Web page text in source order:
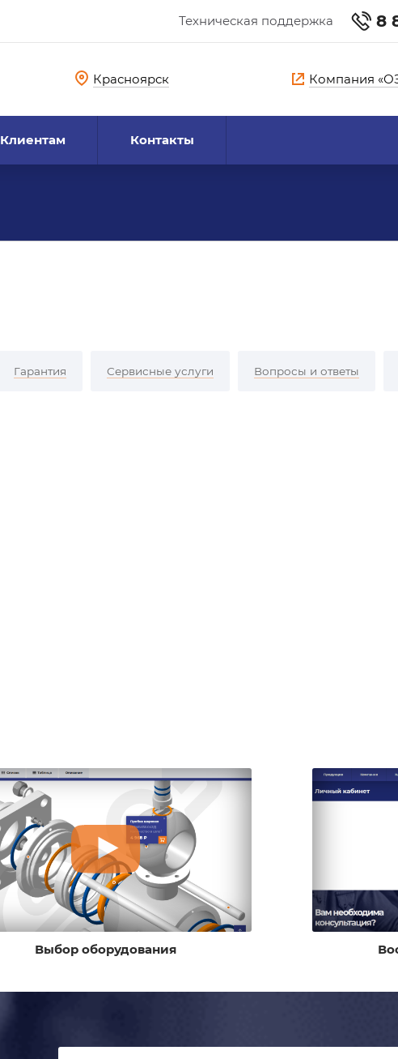
Техническая поддержка 8
Красноярск Компания
Клиентам Контакты
Гарантия Сервисные услуги Вопросы и ответы
Выбор оборудования